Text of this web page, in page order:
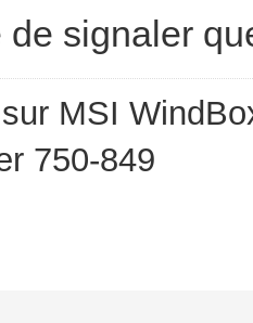
signaler
MSI
750-849